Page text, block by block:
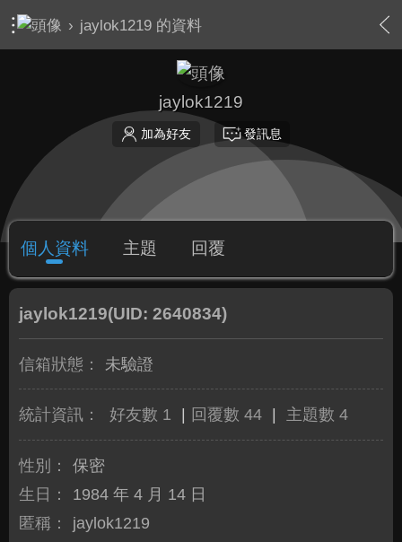
› jaylok1219 的資料
jaylok1219
加為好友 發訊息
個人資料 主題 回覆
jaylok1219(UID: 2640834)
信箱狀態： 未驗證
統計資訊： 好友數 1 回覆數 44 主題數 4
性別：
保密
生日：
1984 年 4 月 14 日
匿稱：
jaylok1219